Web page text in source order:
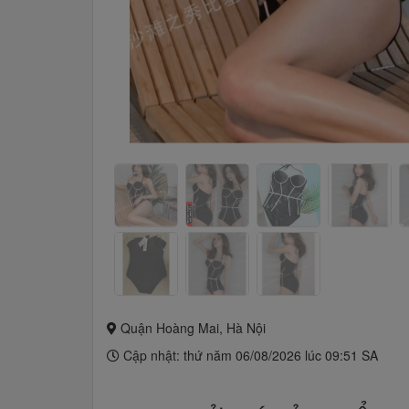
Quận Hoàng Mai, Hà Nội
Cập nhật: thứ năm 06/08/2026 lúc 09:51 SA